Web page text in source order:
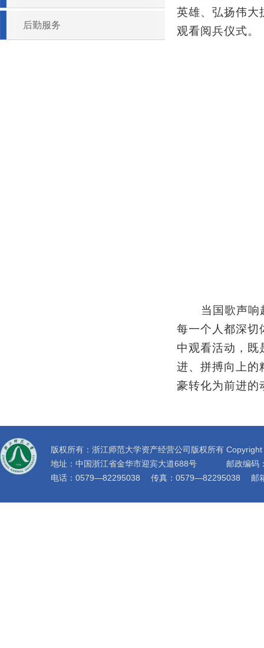
后勤服务
英雄、弘扬伟大
观看阅兵仪式。
当国歌声响
每一个人都深切
中观看活动，既
进、拼搏向上的
豪转化为前进的
版权所有：浙江师范大学资产经营公司版权所有
地址：中国浙江省金华市迎宾大道688号
邮政编码
电话：0579—82295038 传真：0579—82295038 邮